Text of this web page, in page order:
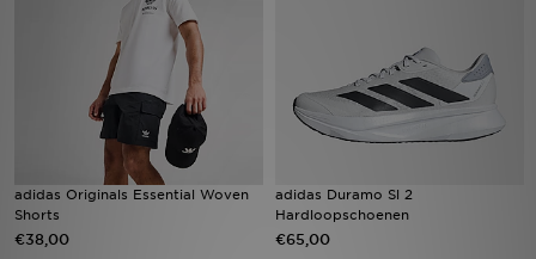
adidas Originals Essential Woven
Shorts
€38,00
adidas Duramo Sl 2
Hardloopschoenen
€65,00
Download de app